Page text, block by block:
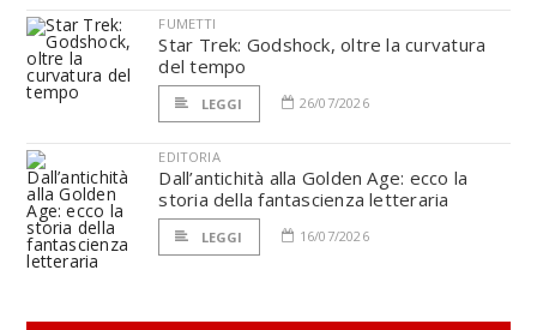
FUMETTI
Star Trek: Godshock, oltre la curvatura
del tempo
LEGGI 26/07/2026
EDITORIA
Dall’antichità alla Golden Age: ecco la
storia della fantascienza letteraria
LEGGI 16/07/2026